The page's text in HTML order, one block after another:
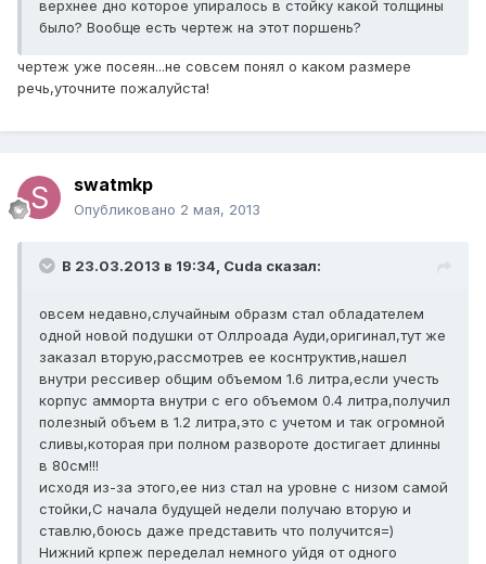
верхнее дно которое упиралось в стойку какой толщины
было? Вообще есть чертеж на этот поршень?
чертеж уже посеян...не совсем понял о каком размере
речь,уточните пожалуйста!
swatmkp
Опубликовано 2 мая, 2013
В 23.03.2013 в 19:34, Cuda сказал:
овсем недавно,случайным образм стал обладателем
одной новой подушки от Оллроада Ауди,оригинал,тут же
заказал вторую,рассмотрев ее коснтруктив,нашел
внутри рессивер общим объемом 1.6 литра,если учесть
корпус амморта внутри с его объемом 0.4 литра,получил
полезный объем в 1.2 литра,это с учетом и так огромной
сливы,которая при полном развороте достигает длинны
в 80см!!!
исходя из-за этого,ее низ стал на уровне с низом самой
стойки,С начала будущей недели получаю вторую и
ставлю,боюсь даже представить что получится=)
Нижний крпеж переделал немного уйдя от одного